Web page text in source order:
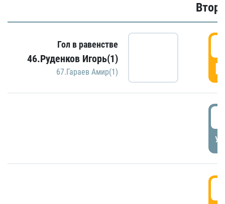
Гол в равенстве
46.Руденков Игорь(1)
67.Гараев Амир(1)